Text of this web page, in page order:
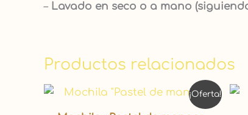
– Lavado en seco o a mano
Productos relacionados
¡Oferta!
El
original
El
precio